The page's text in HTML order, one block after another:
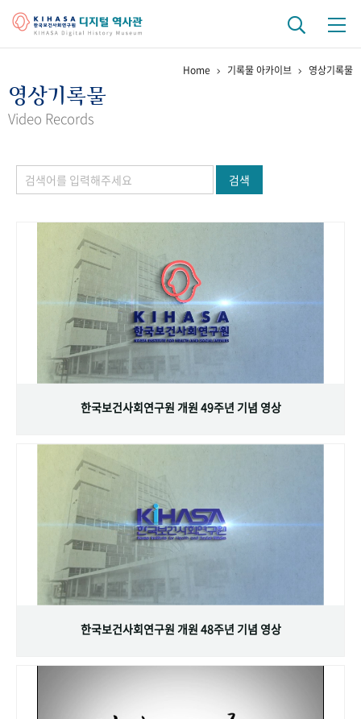
걸어온 길 기관 변천사
정책과 연구 키워드로 보는 연구 역사
연구자들
기록물 아카이브
사진 아카이브 문서 기록물 행정박물 영상 기록물
주년 기념
성과 50선 숫자로 보는 50년
VR 역사관
Home 기록물 아카이브 영상기록물
영상기록물
Video Records
검색
한국보건사회연구원 개원 49주년 기념 영상
한국보건사회연구원 개원 48주년 기념 영상